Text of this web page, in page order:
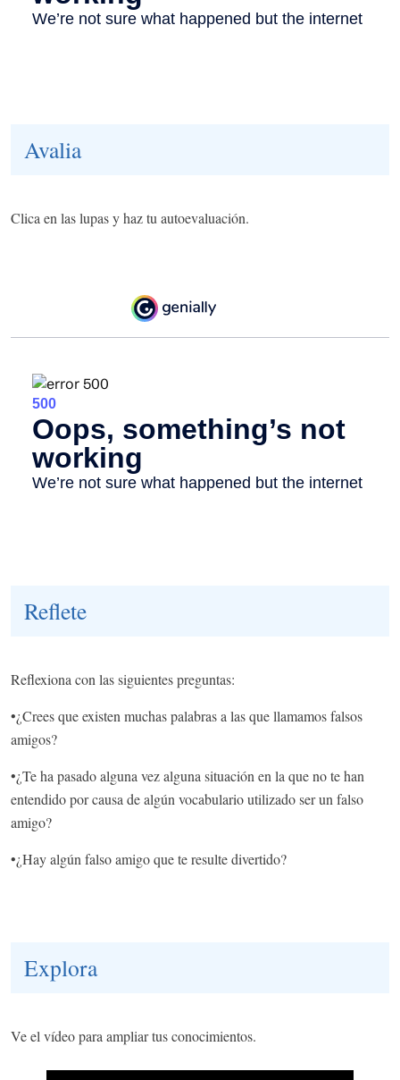
Avalia
Clica en las lupas y haz tu autoevaluación.
Reflete
Reflexiona con las siguientes preguntas:
•¿Crees que existen muchas palabras a las que llamamos falsos
amigos?
•¿Te ha pasado alguna vez alguna situación en la que no te han
entendido por causa de algún vocabulario utilizado ser un falso
amigo?
•¿Hay algún falso amigo que te resulte divertido?
Explora
Ve el vídeo para ampliar tus conocimientos.